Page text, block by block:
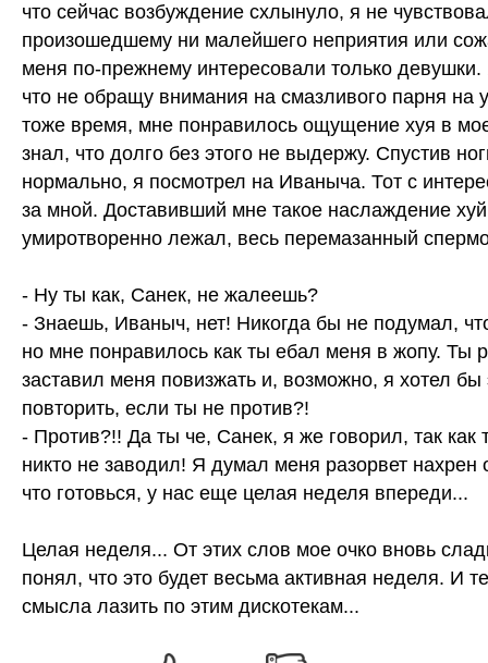
что сейчас возбуждение схлынуло, я не
произошедшему ни малейшего неприятия или
меня по-прежнему интересовали только
что не обращу внимания на смазливого парня на
тоже время, мне понравилось ощущение хуя в
знал, что долго без этого не выдержу. Спустив
нормально, я посмотрел на Иваныча. Тот с
за мной. Доставивший мне такое наслаждение
умиротворенно лежал, весь перемазанный
- Ну ты как, Санек, не жалеешь?
- Знаешь, Иваныч, нет! Никогда бы не подумал,
но мне понравилось как ты ебал меня в жопу. Ты
заставил меня повизжать и, возможно, я хотел
повторить, если ты не против?!
- Против?!! Да ты че, Санек, я же говорил, так
никто не заводил! Я думал меня разорвет нахрен
что готовься, у нас еще целая неделя впереди...
Целая неделя... От этих слов мое очко вновь
понял, что это будет весьма активная неделя. И
смысла лазить по этим дискотекам...